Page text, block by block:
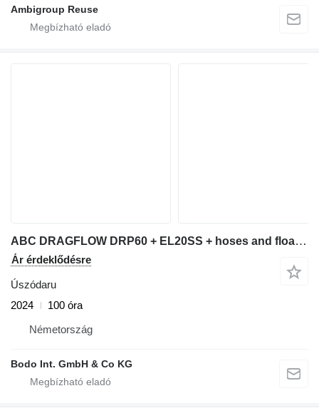
Ambigroup Reuse
ABC DRAGFLOW DRP60 + EL20SS + hoses and floater
Ár érdeklődésre
Úszódaru
2024
100 óra
Németország
Bodo Int. GmbH & Co KG